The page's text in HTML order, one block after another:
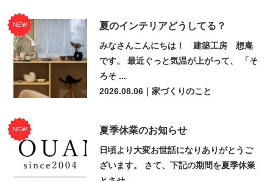
NEW 夏のインテリアどうしてる？
みなさんこんにちは！ 建築工房 想庵
です。 最近ぐっと気温が上がって、 「そ
ろそ ...
2026.08.06 ｜家づくりのこと
NEW 夏季休業のお知らせ
日頃より大変お世話になりありがとうご
ざいます。 さて、下記の期間を夏季休業